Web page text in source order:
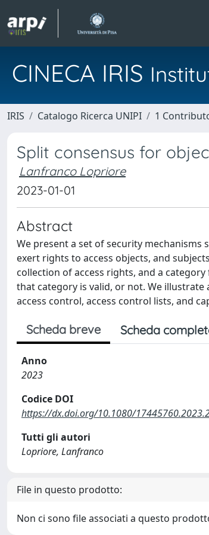
CINECA IRIS
IRIS Catalogo Ricerca UNIPI 1
Split consensus for
Lanfranco Lopriore
2023-01-01
Abstract
We present a set of security
exert rights to access objects, and
collection of access rights, and a
that category is valid, or not. We
access control, access control lists, and
Scheda breve Scheda
Anno
2023
Codice DOI
https://dx.doi.org/10.1080/
Tutti gli autori
Lopriore, Lanfranco
File in questo prodotto:
Non ci sono file associati a questo